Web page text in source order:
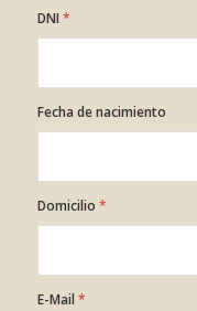
DNI *
Fecha de nacimiento
Domicilio *
E-Mail *